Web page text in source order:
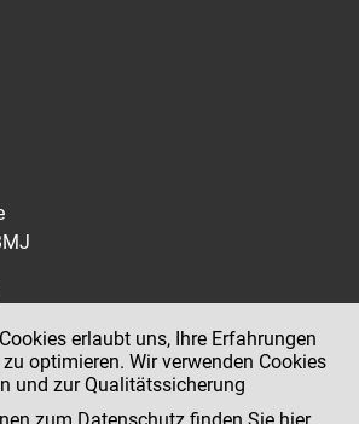
erlaubt uns, Ihre Erfahrungen
optimieren. Wir verwenden Cookies
und zur Qualitätssicherung